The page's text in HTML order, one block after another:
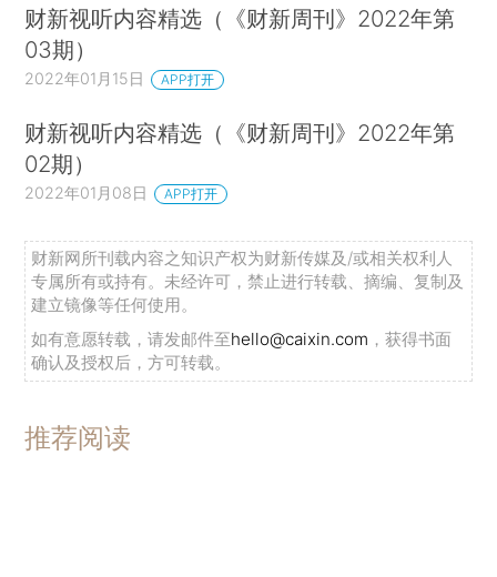
财新视听内容精选（《财新周刊》2022年第
03期）
2022年01月15日 APP打开
财新视听内容精选（《财新周刊》2022年第
02期）
2022年01月08日 APP打开
财新网所刊载内容之知识产权为财新传媒及/或相关权利人
专属所有或持有。未经许可，禁止进行转载、摘编、复制及
建立镜像等任何使用。
如有意愿转载，请发邮件至hello@caixin.com ，获得书面
确认及授权后，方可转载。
推荐阅读